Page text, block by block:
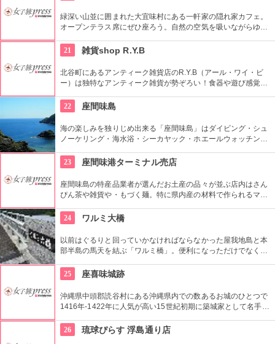
緑深い山並に囲まれた大宜味村にある一軒家の隠れ家カフェ。
オープンテラス席にぜひ座ろう。自然の空気を吸いながらゆっ
ジナルぜんざいが人気。食事は予約制。
21 雑貨shop R.Y.B
北谷町にあるアンティーク雑貨店のR.Y.B（アール・ワイ・ビ
ー）は独特なアンティーク雑貨が勢ぞろい！食器や遊び感覚満
ちわびています！
22 座間味島
海の楽しみを独りじめ出来る「座間味島」はダイビング・シュ
ノーケリング・海水浴・シーカヤック・ホエールウォッチン
ます。大自然の海に触れ地球を感じます。
23 座間味港ターミナル売店
座間味島の特産品業者が選んだお土産の品々が並ぶ店内はさん
ぴん茶や雑貨や・もづく麺。特に県内産の材料で作られるマド
入りの20〜40箱のみの限定品です。
24 ワルミ大橋
以前はぐるりと回っていかなければならなかった屋我地島と本
部半島の馬天を結ぶ「ワルミ橋」。便利になっただけでなく、
あるので、歩いて渡ってみるのもいいかも。２０１０年に作ら
れたので、古いナビには載っていない事も。
25 座喜味城跡
沖縄県中頭郡読谷村にある沖縄県内での数あるお城のひとつで
1416年-1422年に人気が高い15世紀初期に築城家として名手だ
城センスに長けた様々な工夫がなされたことでも有名です。
26 琉球ぴらす 浮島通り店